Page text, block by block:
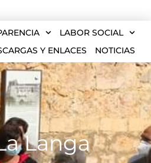
LABOR SOCIAL
Y ENLACES
NOTICIAS
Langa